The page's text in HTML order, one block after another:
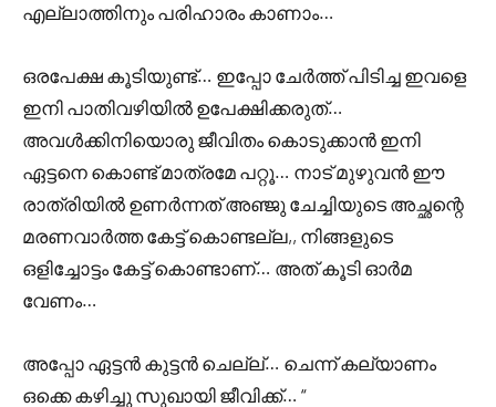
എല്ലാത്തിനും പരിഹാരം കാണാം…
ഒരപേക്ഷ കൂടിയുണ്ട്… ഇപ്പോ ചേർത്ത് പിടിച്ച ഇവളെ
ഇനി പാതിവഴിയിൽ ഉപേക്ഷിക്കരുത്…
അവൾക്കിനിയൊരു ജീവിതം കൊടുക്കാൻ ഇനി
ഏട്ടനെ കൊണ്ട് മാത്രമേ പറ്റൂ… നാട് മുഴുവൻ ഈ
രാത്രിയിൽ ഉണർന്നത് അഞ്ജു ചേച്ചിയുടെ അച്ഛന്റെ
മരണവാർത്ത കേട്ട് കൊണ്ടല്ല,, നിങ്ങളുടെ
ഒളിച്ചോട്ടം കേട്ട് കൊണ്ടാണ്… അത് കൂടി ഓർമ
വേണം…
അപ്പോ ഏട്ടൻ കുട്ടൻ ചെല്ല്… ചെന്ന് കല്യാണം
ഒക്കെ കഴിച്ചു സുഖായി ജീവിക്ക്… “